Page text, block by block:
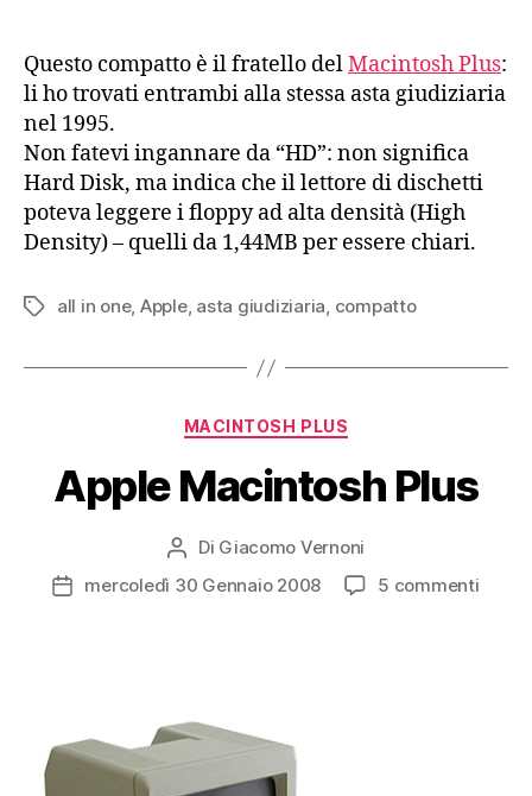
Questo compatto è il fratello delMacintosh Plus:
li ho trovati entrambi alla stessa asta giudiziaria
nel 1995.
Non fatevi ingannare da “HD”: non significa
Hard Disk, ma indica che il lettore di dischetti
poteva leggere i floppy ad alta densità (High
Density) – quelli da 1,44MB per essere chiari.
Tag all in one, Apple, asta giudiziaria, compatto
Categorie
MACINTOSH PLUS
Apple Macintosh Plus
Autore
articolo
Di Giacomo Vernoni
Datamercoledì 30 Gennaio 2008 5 commentisu